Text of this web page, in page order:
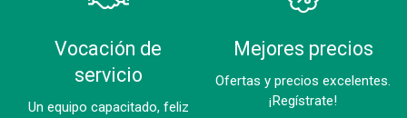
Vocación de
servicio
Un equipo capacitado, feliz
Mejores precios
Ofertas y precios excelentes.
¡Regístrate!